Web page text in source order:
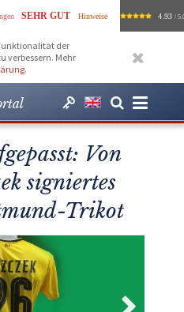
SEHR GUT Hinweise 4.93 /
der
verbessern. Mehr
.
Von
signiertes
Trikot